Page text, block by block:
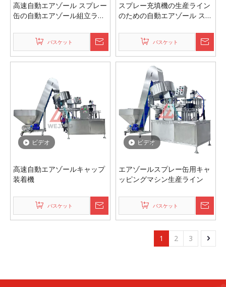
高速自動エアゾール スプレー
缶の自動エアゾール組立ライ
バスケット
スプレー充填機の生産ライン
のための自動エアゾール スプ
バスケット
ビデオ
高速自動エアゾールキャップ
装着機
バスケット
ビデオ
エアゾールスプレー缶用キャ
ッピングマシン生産ライン
バスケット
1 2 3